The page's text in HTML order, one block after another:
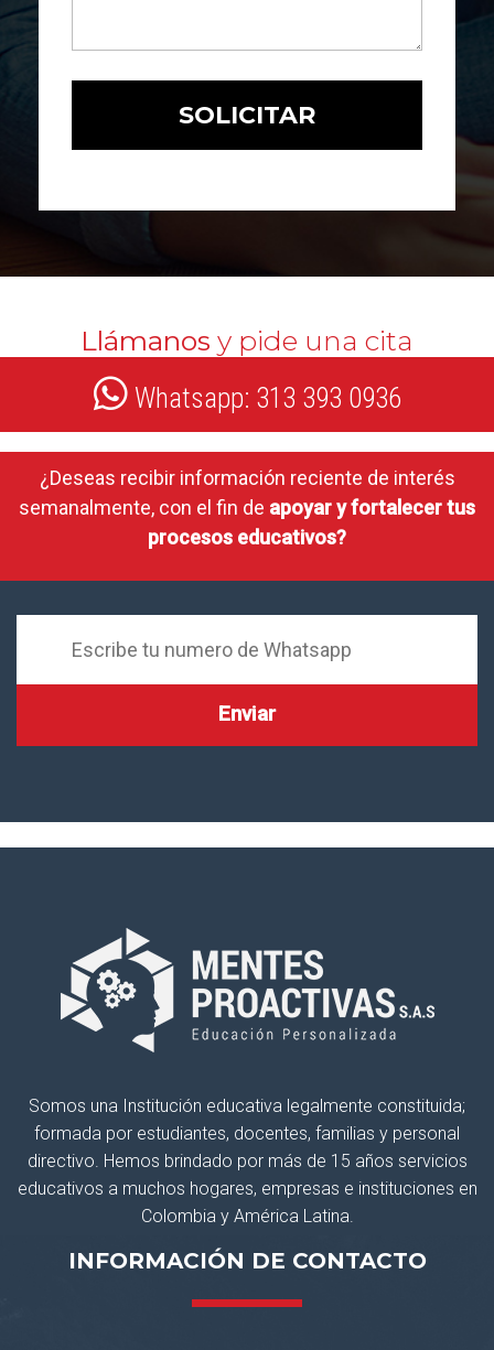
Llámanos y pide una cita
Whatsapp: 313 393 0936
¿Deseas recibir información reciente de interés
semanalmente, con el fin de apoyar y fortalecer tus
procesos educativos?
Somos una Institución educativa legalmente constituida;
formada por estudiantes, docentes, familias y personal
directivo. Hemos brindado por más de 15 años servicios
educativos a muchos hogares, empresas e instituciones en
Colombia y América Latina.
INFORMACIÓN DE CONTACTO